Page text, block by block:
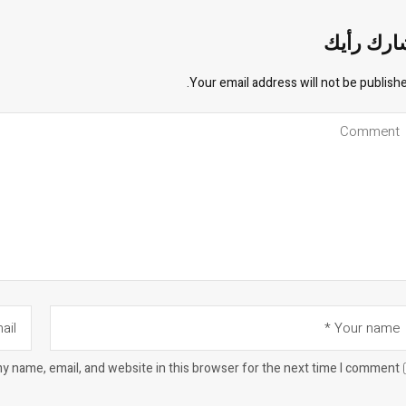
رأيك
Your email address will not be
name, email, and website in this browser for the next time I comment.